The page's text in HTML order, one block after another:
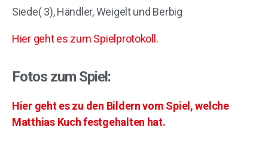
Siede( 3), Händler, Weigelt und Berbig
Hier geht es zum Spielprotokoll.
Fotos zum Spiel:
Hier geht es zu den Bildern vom Spiel, welche
Matthias Kuch festgehalten hat.